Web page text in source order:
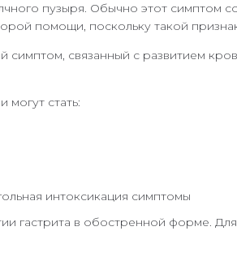
пузыря. Обычно этот симптом
помощи, поскольку такой
симптом, связанный с развитием
стать:
гастрита в обостренной форме.